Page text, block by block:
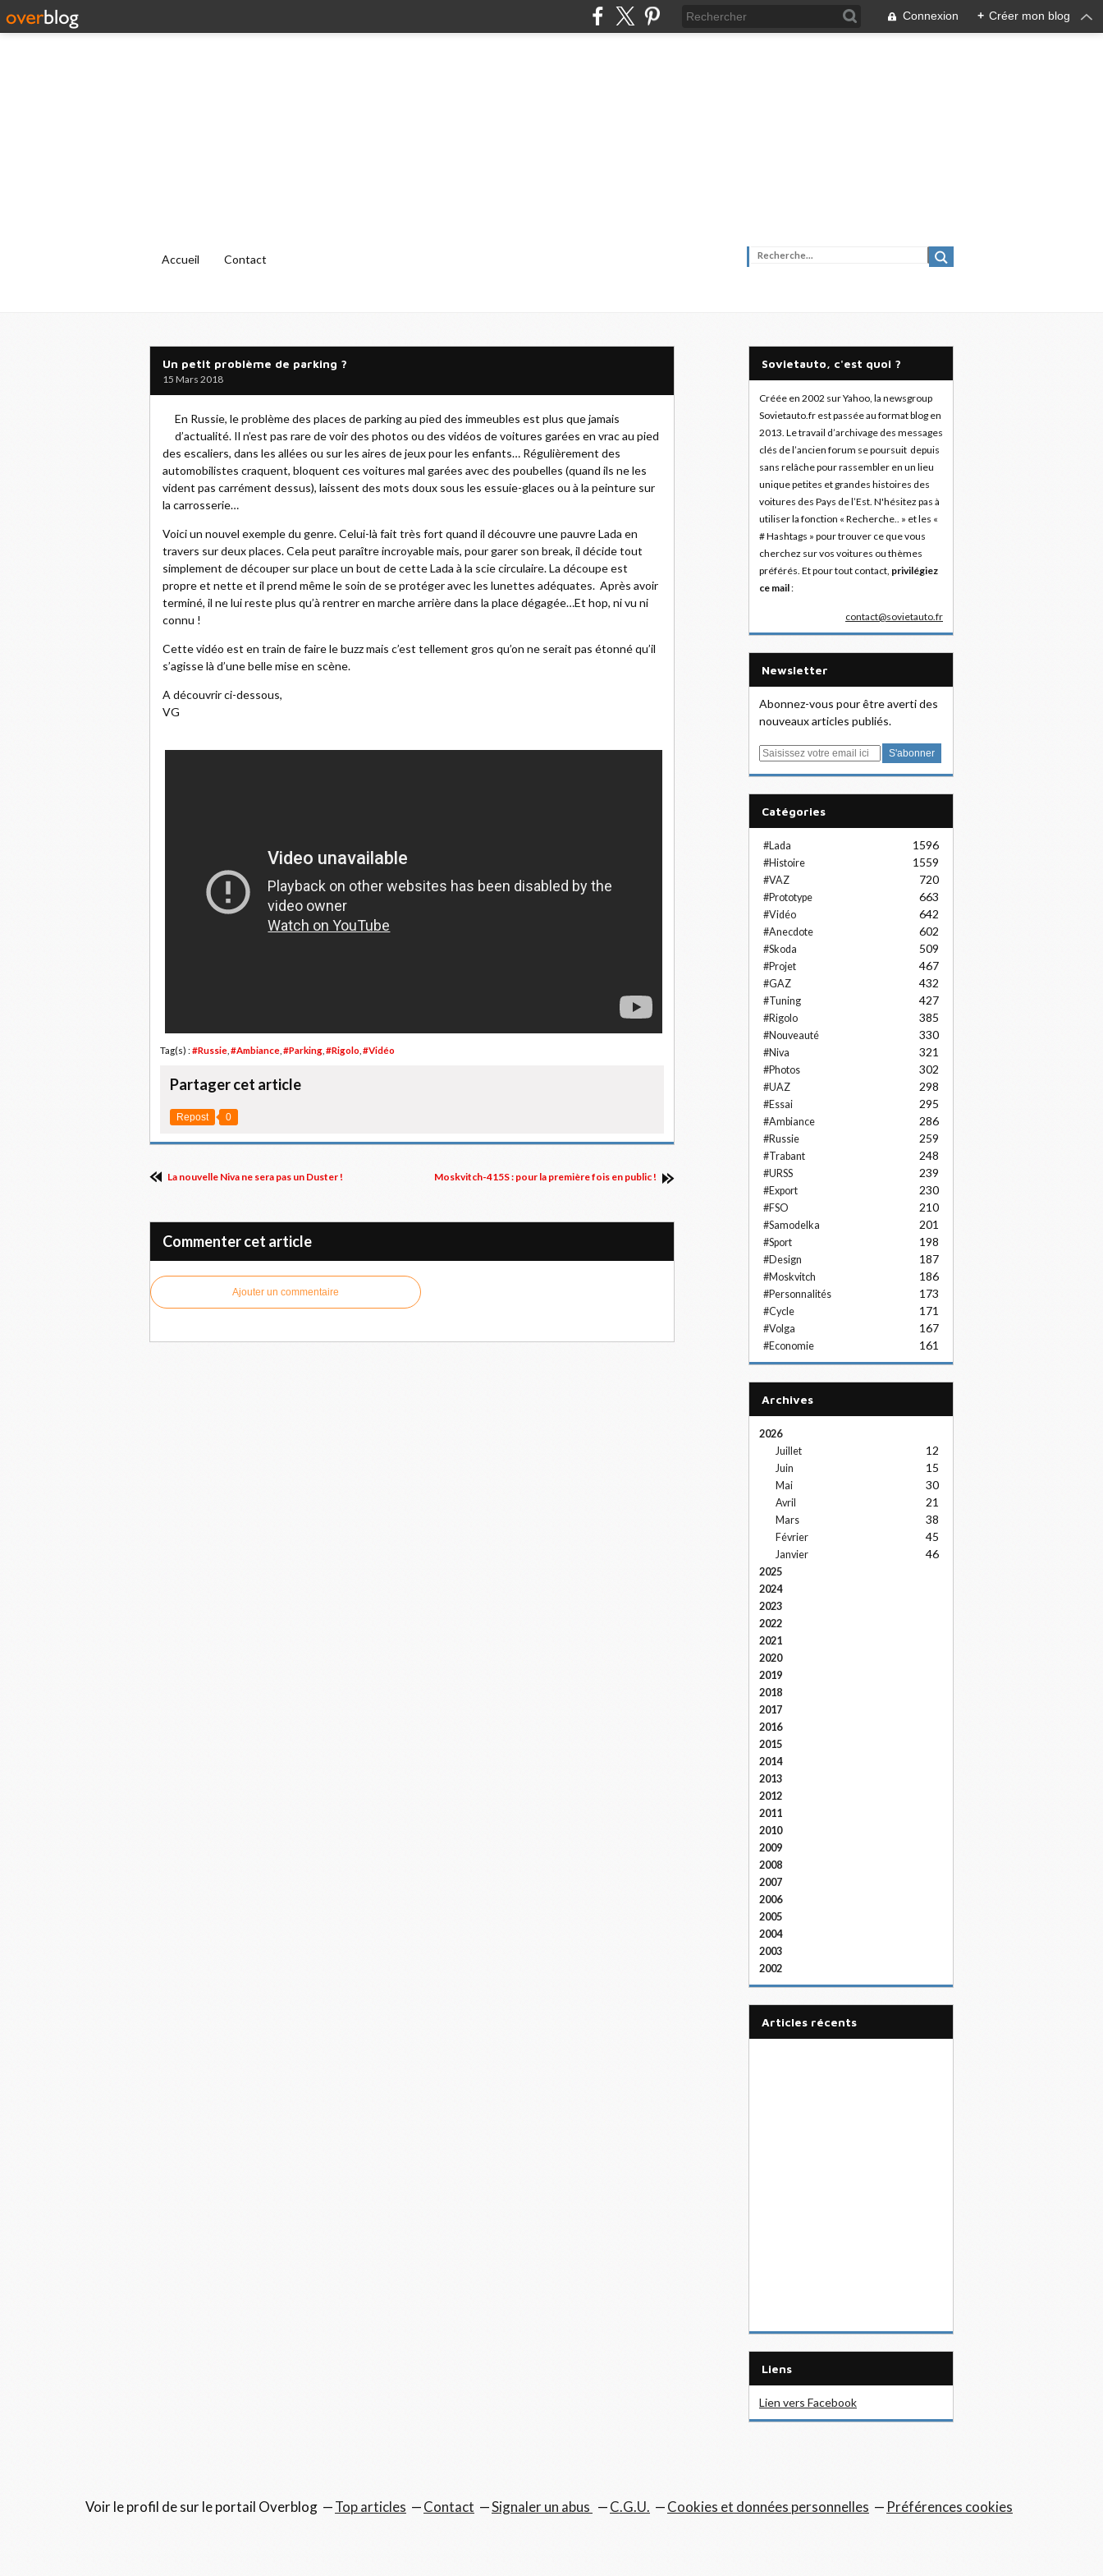
Connexion + Créer mon blog
Accueil Contact
Un petit problème de parking ?
15 Mars 2018
En Russie, le problème des places de parking au pied des immeubles est plus que jamais
d’actualité. Il n’est pas rare de voir des photos ou des vidéos de voitures garées en vrac au pied
des escaliers, dans les allées ou sur les aires de jeux pour les enfants… Régulièrement des
automobilistes craquent, bloquent ces voitures mal garées avec des poubelles (quand ils ne les
vident pas carrément dessus), laissent des mots doux sous les essuie-glaces ou à la peinture sur
la carrosserie…
Voici un nouvel exemple du genre. Celui-là fait très fort quand il découvre une pauvre Lada en
travers sur deux places. Cela peut paraître incroyable mais, pour garer son break, il décide tout
simplement de découper sur place un bout de cette Lada à la scie circulaire. La découpe est
propre et nette et il prend même le soin de se protéger avec les lunettes adéquates. Après avoir
terminé, il ne lui reste plus qu’à rentrer en marche arrière dans la place dégagée…Et hop, ni vu ni
connu !
Cette vidéo est en train de faire le buzz mais c’est tellement gros qu’on ne serait pas étonné qu’il
s’agisse là d’une belle mise en scène.
A découvrir ci-dessous,
VG
Tag(s) : #Russie #Ambiance #Parking #Rigolo #Vidéo
Partager cet article
Repost 0
La nouvelle Niva ne sera pas un Duster ! Moskvitch-415S : pour la première fois en public !
Commenter cet article
Ajouter un commentaire
Sovietauto, c'est quoi ?
Créée en 2002 sur Yahoo, la newsgroup
Sovietauto.fr est passée au format blog en
2013. Le travail d’archivage des messages
clés de l’ancien forum se poursuit depuis
sans relâche pour rassembler en un lieu
unique petites et grandes histoires des
voitures des Pays de l’Est. N'hésitez pas à
utiliser la fonction « Recherche.. » et les «
# Hashtags » pour trouver ce que vous
cherchez sur vos voitures ou thèmes
préférés. Et pour tout contact, privilégiez
ce mail:
contact@sovietauto.fr
Newsletter
Abonnez-vous pour être averti des
nouveaux articles publiés.
E
Catégories
#Lada 1596
#Histoire 1559
#VAZ 720
#Prototype 663
#Vidéo 642
#Anecdote 602
#Skoda 509
#Projet 467
#GAZ 432
#Tuning 427
#Rigolo 385
#Nouveauté 330
#Niva 321
#Photos 302
#UAZ 298
#Essai 295
#Ambiance 286
#Russie 259
#Trabant 248
#URSS 239
#Export 230
#FSO 210
#Samodelka 201
#Sport 198
#Design 187
#Moskvitch 186
#Personnalités 173
#Cycle 171
#Volga 167
#Economie 161
Archives
2026
Juillet
12
Juin 15
Mai 30
Avril 21
Mars 38
Février 45
Janvier 46
2025
2024
2023
2022
2021
2020
2019
2018
2017
2016
2015
2014
2013
2012
2011
2010
2009
2008
2007
2006
2005
2004
2003
2002
articles récents
Liens
Lien vers Facebook
Voir le profil desur le portail Overblog Top articles Contact Signaler un abus C.G.U. Cookies et données personnelles Préférences cookies